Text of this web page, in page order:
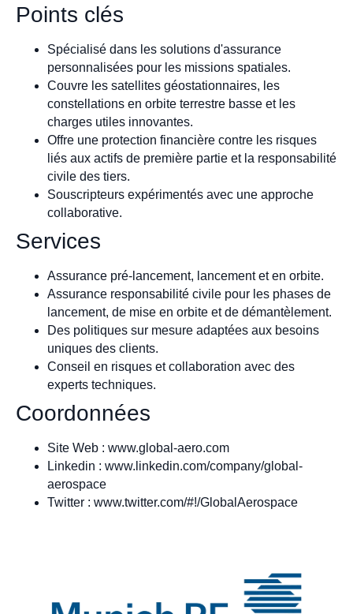
Points clés
Spécialisé dans les solutions d'assurance
personnalisées pour les missions spatiales.
Couvre les satellites géostationnaires, les
constellations en orbite terrestre basse et les
charges utiles innovantes.
Offre une protection financière contre les risques
liés aux actifs de première partie et la responsabilité
civile des tiers.
Souscripteurs expérimentés avec une approche
collaborative.
Services
Assurance pré-lancement, lancement et en orbite.
Assurance responsabilité civile pour les phases de
lancement, de mise en orbite et de démantèlement.
Des politiques sur mesure adaptées aux besoins
uniques des clients.
Conseil en risques et collaboration avec des
experts techniques.
Coordonnées
Site Web : www.global-aero.com
Linkedin : www.linkedin.com/company/global-
aerospace
Twitter : www.twitter.com/#!/GlobalAerospace